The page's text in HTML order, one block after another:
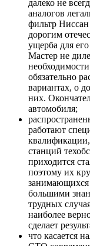
далеко не
аналогов
фильтр
дорогим
ущерба для
Мастер не
обязательно
вариантах, о
них.
автомобиля;
работают
станций
приходится
поэтому их
занимающихся
большими
трудных
наиболее
сделает
что касается